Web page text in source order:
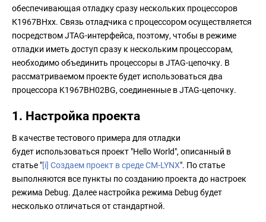
обеспечивающая отладку сразу нескольких процессоров
К1967ВНxx. Связь отладчика с процессором осуществляется
посредством JTAG-интерфейса, поэтому, чтобы в режиме
отладки иметь доступ сразу к нескольким процессорам,
необходимо объединить процессоры в JTAG-цепочку. В
рассматриваемом проекте будет использоваться два
процессора K1967ВН02BG, соединенные в JTAG-цепочку.
1. Настройка проекта
В качестве тестового примера для отладки
будет использоваться проект "Hello World", описанный в
статье "[i] Создаем проект в среде CM-LYNX". По статье
выполняются все пункты по созданию проекта до настроек
режима Debug. Далее настройка режима Debug будет
несколько отличаться от стандартной.